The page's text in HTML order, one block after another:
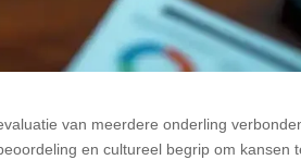
van meerdere onderling
en cultureel begrip om kansen